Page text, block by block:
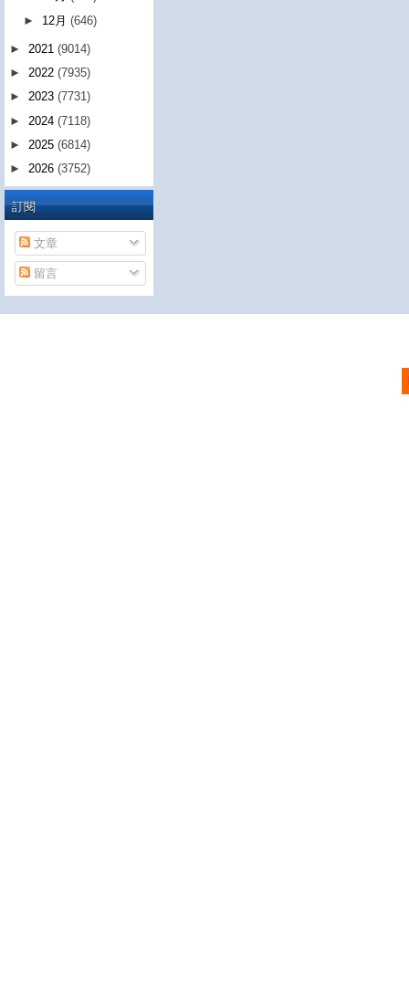
► 12月(646)
► 2021 (9014)
► 2022 (7935)
► 2023 (7731)
► 2024 (7118)
► 2025 (6814)
► 2026 (3752)
訂閱
文章
留言